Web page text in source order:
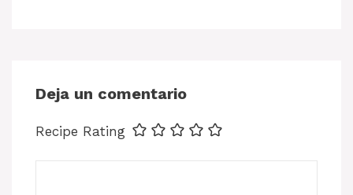
Deja un comentario
Recipe Rating